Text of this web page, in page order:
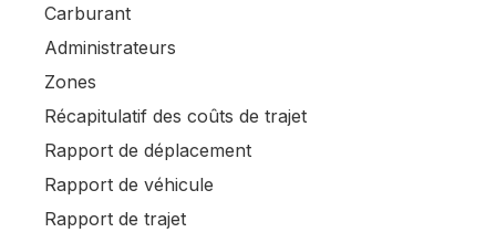
Carburant
Administrateurs
Zones
Récapitulatif des coûts de trajet
Rapport de déplacement
Rapport de véhicule
Rapport de trajet